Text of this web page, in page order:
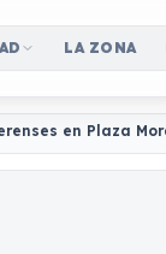
LA ZONA
en Plaza